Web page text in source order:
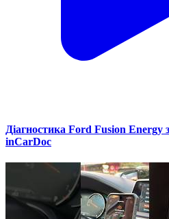
Діагностика Ford Fusion Energy
inCarDoc